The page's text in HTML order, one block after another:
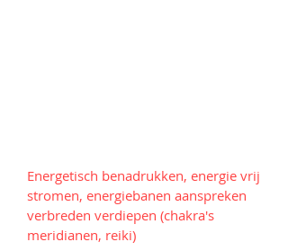
Energetisch benadrukken, energie vrij
stromen, energiebanen aanspreken
verbreden verdiepen (chakra's
meridianen, reiki)